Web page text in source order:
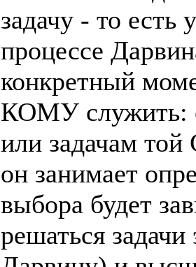
задачу - то есть
процессе
конкретный
КОМУ служить:
или задачам той
он занимает
выбора будет
решаться